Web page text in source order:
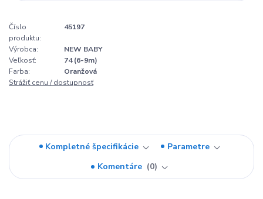
Číslo
produktu:
45197
Výrobca:
NEW BABY
Veľkosť:
74 (6-9m)
Farba:
Oranžová
Strážiť cenu / dostupnosť
Kompletné špecifikácie
Parametre
Komentáre
0